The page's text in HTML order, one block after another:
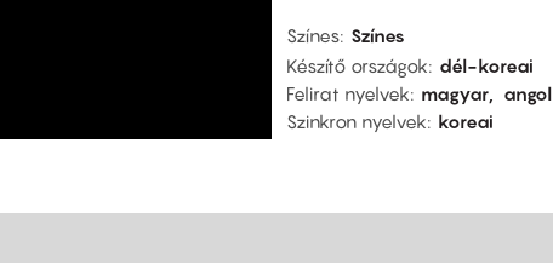
Színes Színes
Készítő országok
dél-koreai
Felirat nyelvek
magyar
angol
Szinkron nyelvek
koreai